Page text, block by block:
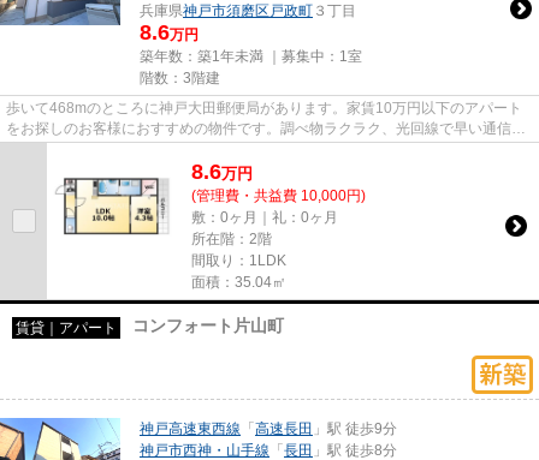
兵庫県神戸市須磨区 戸政町 ３丁目
8.6万円
築年数：築1年未満 ｜募集中： 1室
階数：3階建
歩いて468mのところに神戸大田郵便局があります。家賃10万円以下のアパート
をお探しのお客様におすすめの物件です。調べ物ラクラク、光回線で早い通信速
8.6万円
(管理費・共益費 10,000円)
敷：0ヶ月｜礼：0ヶ月
所在階：2階
間取り：1LDK
面積：35.04㎡
賃貸｜アパート コンフォート片山町
神戸高速東西線 「 高速長田 」駅 徒歩9分
神戸市西神・山手線 「 長田 」駅 徒歩8分